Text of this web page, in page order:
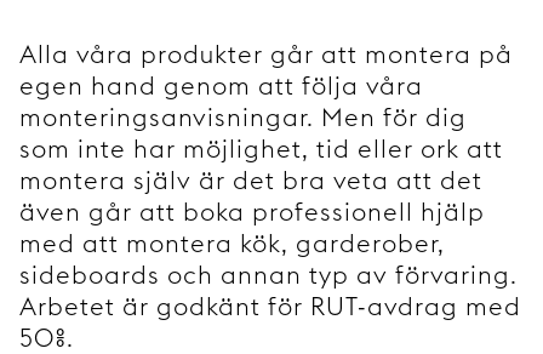
Alla våra produkter går att montera på
egen hand genom att följa våra
monteringsanvisningar. Men för dig
som inte har möjlighet, tid eller ork att
montera själv är det bra veta att det
även går att boka professionell hjälp
med att montera kök, garderober,
sideboards och annan typ av förvaring.
Arbetet är godkänt för RUT-avdrag med
50%.